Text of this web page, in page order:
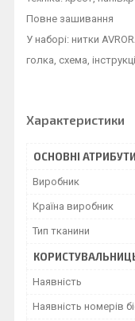
Повне зашивання
У наборі: нитки
голка, схема,
Характеристики
ОСНОВНІ АТРИБУТИ
Виробник
Країна виробник
Тип тканини
Наявність
Наявність номерів